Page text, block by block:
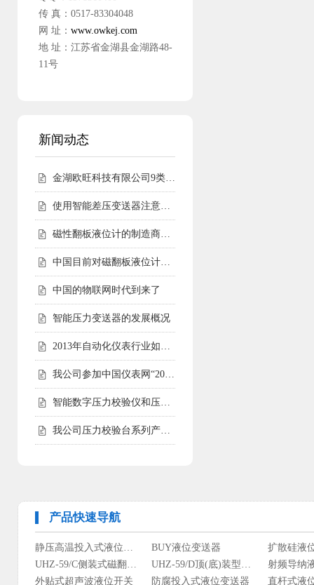
传 真：0517-83304048
网 址： www.owkej.com
地 址：江苏省金湖县金湖路48-
11号
新闻动态
金湖欧旺科技有限公司9类尧仪商标持有，明确授权边界
使用智能差压变送器注意事项
磁性翻板液位计的制造商会告诉您磁性翻板液位计适用范围
中国目前对磁翻板液位计的需求仍然相对较高
中国的物联网时代到来了
智能压力变送器的发展概况
2013年自动化仪表行业如何走好自己的路
我公司参加中国仪表网“2012年度第二届中国仪表网十大实力供应商
智能数字压力校验仪和压力校验台受客户青睐
我公司压力校验台系列产品完成全面升级
产品快速导航
静压高温投入式液位变送器 BUY液位变送器
扩散硅液
UHZ-59/C侧装式磁翻柱液位计
UHZ-59/D顶(底)装型磁翻柱液位计
射频导纳
外贴式超声波液位开关
防腐投入式液位变送器 直杆式液